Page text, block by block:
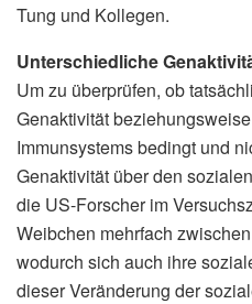
Tung und Kollegen.
Unterschiedliche
Um zu überprüfen, ob
Genaktivität
Immunsystems bedingt und
Genaktivität über den
die US-Forscher im
Weibchen mehrfach
wodurch sich auch ihre
dieser Veränderung der